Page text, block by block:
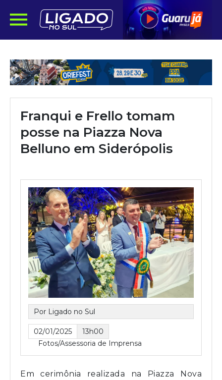
Franqui e Frello tomam
posse na Piazza Nova
Belluno em Siderópolis
Por Ligado no Sul
02/01/2025
13h00
Fotos/Assessoria de Imprensa
Em cerimônia realizada na Piazza Nova